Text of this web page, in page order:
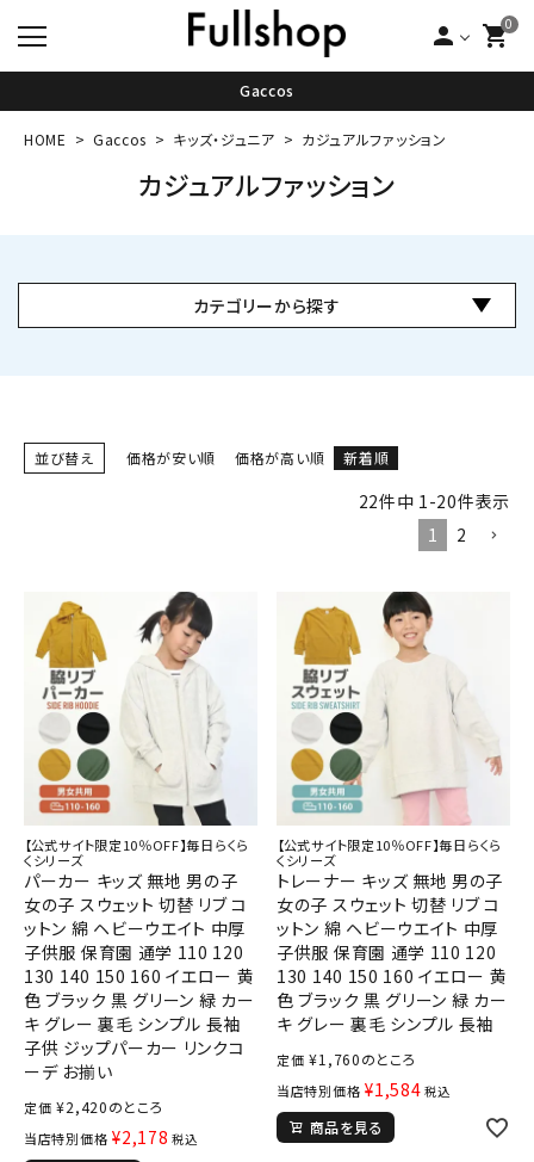
person 0
shopping_cart
Gaccos
HOME Gaccos キッズ・ジュニア カジュアルファッション
カジュアルファッション
カテゴリーから探す
並び替え 価格が安い順 価格が高い順 新着順
22件中 1-20件表示
1
2
【公式サイト限定10％OFF】毎日らくら
くシリーズ
パーカー キッズ 無地 男の子
女の子 スウェット 切替 リブ コ
ットン 綿 ヘビーウエイト 中厚
子供服 保育園 通学 110 120
130 140 150 160 イエロー 黄
色 ブラック 黒 グリーン 緑 カー
キ グレー 裏毛 シンプル 長袖
子供 ジップパーカー リンクコ
ーデ お揃い
定価 ¥2,420のところ
当店特別価格 ¥2,178 税込
【公式サイト限定10％OFF】毎日らくら
くシリーズ
トレーナー キッズ 無地 男の子
女の子 スウェット 切替 リブ コ
ットン 綿 ヘビーウエイト 中厚
子供服 保育園 通学 110 120
130 140 150 160 イエロー 黄
色 ブラック 黒 グリーン 緑 カー
キ グレー 裏毛 シンプル 長袖
定価 ¥1,760のところ
当店特別価格 ¥1,584 税込
商品を見る